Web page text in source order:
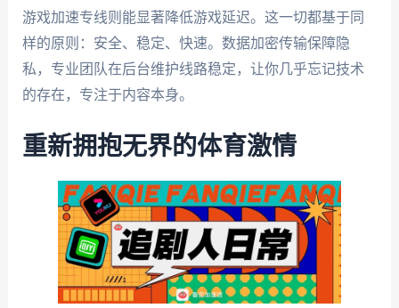
游戏加速专线则能显著降低游戏延迟。这一切都基于同
样的原则：安全、稳定、快速。数据加密传输保障隐
私，专业团队在后台维护线路稳定，让你几乎忘记技术
的存在，专注于内容本身。
重新拥抱无界的体育激情